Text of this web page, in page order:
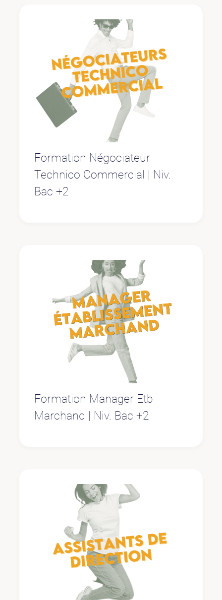
Formation Négociateur
Technico Commercial | Niv.
Bac +2
Formation Manager Etb
Marchand | Niv. Bac +2